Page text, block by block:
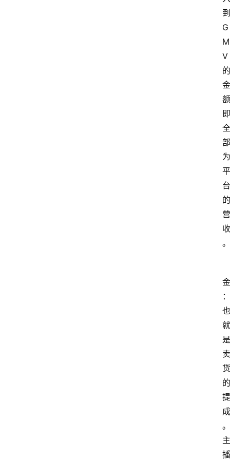
到
G
M
V
的
金
额
即
全
部
为
平
台
的
营
收
。
金
：
也
就
是
卖
货
的
提
成
。
主
播